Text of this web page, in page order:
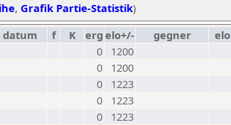
, Grafik Partie-Statistik)
datum f K erg elo+/- gegner elo
0
1200
0
1200
0
1223
0
1223
0
1223